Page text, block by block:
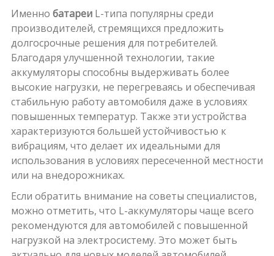
Именно батареиL-типа популярны среди
производителей, стремящихся предложить
долгосрочные решения для потребителей.
Благодаря улучшенной технологии, такие
аккумуляторы способны выдерживать более
высокие нагрузки, не перегреваясь и обеспечивая
стабильную работу автомобиля даже в условиях
повышенных температур. Также эти устройства
характеризуются большей устойчивостью к
вибрациям, что делает их идеальными для
использования в условиях пересеченной местности
или на внедорожниках.
Если обратить внимание на советы специалистов,
можно отметить, что L-аккумуляторы чаще всего
рекомендуются для автомобилей с повышенной
нагрузкой на электросистему. Это может быть